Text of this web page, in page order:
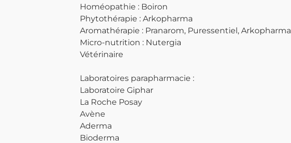
Homéopathie : Boiron
Phytothérapie : Arkopharma
Aromathérapie : Pranarom, Puressentiel, Arkopharma
Micro-nutrition : Nutergia
Vétérinaire
Laboratoires parapharmacie :
Laboratoire Giphar
La Roche Posay
Avène
Aderma
Bioderma